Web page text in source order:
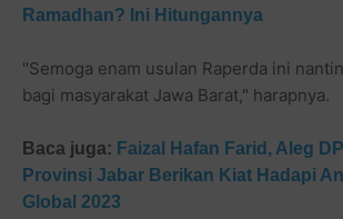
Ramadhan? Ini Hitungannya
"Semoga enam usulan Raperda ini
bagi masyarakat Jawa Barat," harapnya.
Baca juga: Faizal Hafan Farid, Aleg
Provinsi Jabar Berikan Kiat Hadapi
Global 2023